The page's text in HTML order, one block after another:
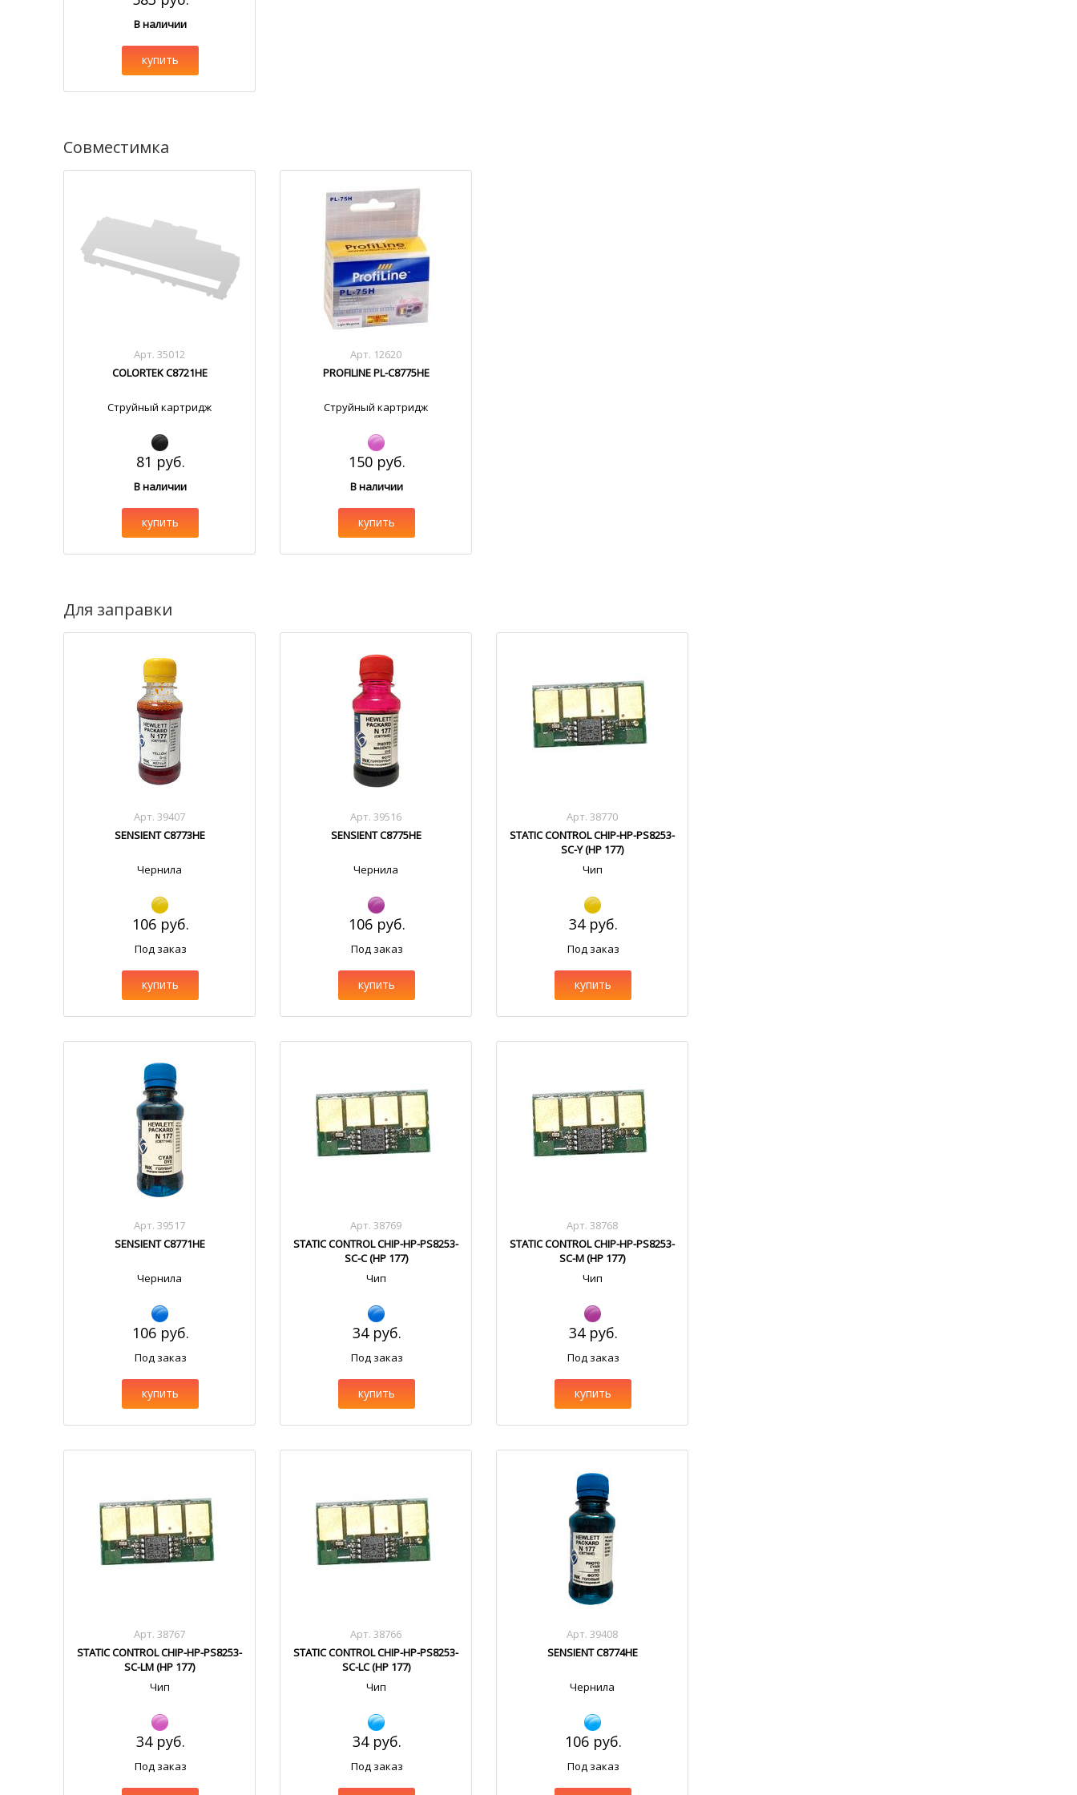
В наличии
купить
Совместимка
Арт. 35012
COLORTEK C8721HE
Струйный картридж
81 руб.
В наличии
купить
Арт. 12620
PROFILINE PL-C8775HE
Струйный картридж
150 руб.
В наличии
купить
Для заправки
Арт. 39407
SENSIENT C8773HE
Чернила
106 руб.
Под заказ
купить
Арт. 39516
SENSIENT C8775HE
Чернила
106 руб.
Под заказ
купить
Арт. 38770
STATIC CONTROL CHIP-HP-PS8253-
SC-Y (HP 177)
Чип
34 руб.
Под заказ
купить
Арт. 39517
SENSIENT C8771HE
Чернила
106 руб.
Под заказ
купить
Арт. 38769
STATIC CONTROL CHIP-HP-PS8253-
SC-C (HP 177)
Чип
34 руб.
Под заказ
купить
Арт. 38768
STATIC CONTROL CHIP-HP-PS8253-
SC-M (HP 177)
Чип
34 руб.
Под заказ
купить
Арт. 38767
STATIC CONTROL CHIP-HP-PS8253-
SC-LM (HP 177)
Чип
34 руб.
Под заказ
Арт. 38766
STATIC CONTROL CHIP-HP-PS8253-
SC-LC (HP 177)
Чип
34 руб.
Под заказ
Арт. 39408
SENSIENT C8774HE
Чернила
106 руб.
Под заказ